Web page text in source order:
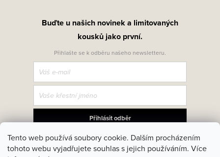
Tento web používá soubory cookie. Dalším procházením
tohoto webu vyjadřujete souhlas s jejich používáním. Více
Buďte u našich novinek a limitovaných
kousků jako první.
Přihlašte se k odběru našeho newsletteru.
Přihlásit odběr
Přihlášením souhlasíte se zasíláním obchodních sdělení a se
zpracováním osobních údajů. Z odběru se můžete kdykoliv odhlásit.